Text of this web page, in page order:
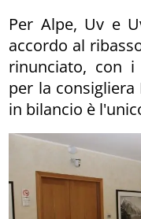
Per Alpe, Uv e
accordo al
rinunciato, con i
per la consigliera
in bilancio è